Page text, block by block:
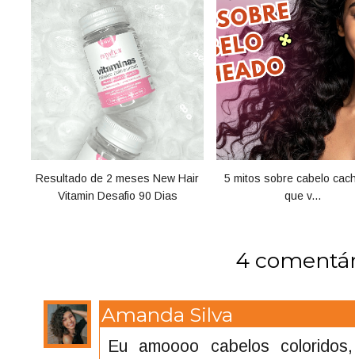
Resultado de 2 meses New Hair
Vitamin Desafio 90 Dias
5 mitos sobre cabelo
que v...
4
Amanda Silva
Eu amoooo cabelos